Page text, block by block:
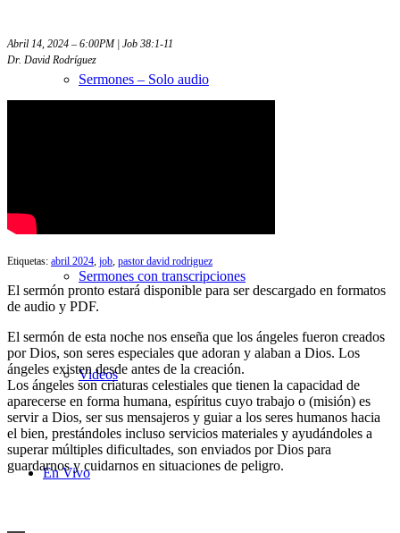
Sermones – Solo audio
Sermones con transcripciones
Videos
En Vivo
Abril 14, 2024 – 6:00PM | Job 38:1-11
Dr. David Rodríguez
Etiquetas: abril 2024 job pastor david rodriguez
El sermón pronto estará disponible para ser descargado en formatos
de audio y PDF.
El sermón de esta noche nos enseña que los ángeles fueron creados
por Dios, son seres especiales que adoran y alaban a Dios. Los
ángeles existen desde antes de la creación.
Los ángeles son criaturas celestiales que tienen la capacidad de
aparecerse en forma humana, espíritus cuyo trabajo o (misión) es
servir a Dios, ser sus mensajeros y guiar a los seres humanos hacia
el bien, prestándoles incluso servicios materiales y ayudándoles a
superar múltiples dificultades, son enviados por Dios para
guardarnos y cuidarnos en situaciones de peligro.